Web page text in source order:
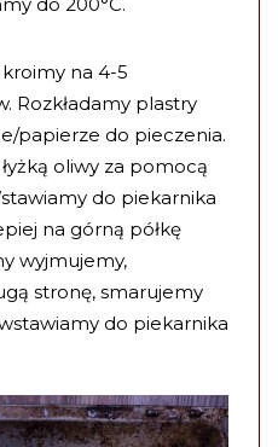
na 4-5
Rozkładamy plastry
papierze do pieczenia.
oliwy za pomocą
do piekarnika
na górną półkę
wyjmujemy,
stronę, smarujemy
do piekarnika